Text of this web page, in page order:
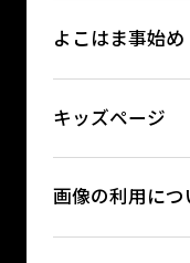
よこはま事始
キッズページ
画像の利用につ